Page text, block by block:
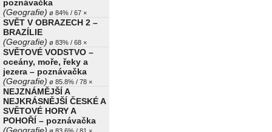
poznávačka
(Geografie) ø 84% / 67 ×
SVĚT V OBRAZECH 2 –
BRAZÍLIE
(Geografie) ø 83% / 68 ×
SVĚTOVÉ VODSTVO –
oceány, moře, řeky a
jezera – poznávačka
(Geografie) ø 85.8% / 78 ×
NEJZNÁMĚJŠÍ A
NEJKRÁSNĚJŠÍ ČESKÉ A
SVĚTOVÉ HORY A
POHOŘÍ – poznávačka